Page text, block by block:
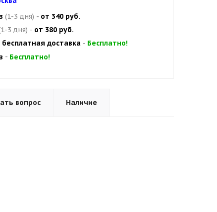
(1-3 дня) - от 340 руб.
3 дня) - от 380 руб.
доставка - Бесплатно!
- Бесплатно!
вопрос Наличие